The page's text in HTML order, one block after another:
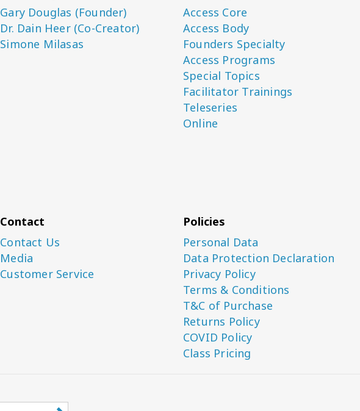
Gary Douglas (Founder)
Dr. Dain Heer (Co-Creator)
Simone Milasas
Access Core
Access Body
Founders Specialty
Access Programs
Special Topics
Facilitator Trainings
Teleseries
Online
Contact
Contact Us
Media
Customer Service
Policies
Personal Data
Data Protection Declaration
Privacy Policy
Terms & Conditions
T&C of Purchase
Returns Policy
COVID Policy
Class Pricing